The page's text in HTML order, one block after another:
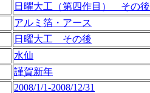
日曜大工（第四作目） その後
アルミ箔・アース
日曜大工 その後
水仙
謹賀新年
2008/1/1-2008/12/31